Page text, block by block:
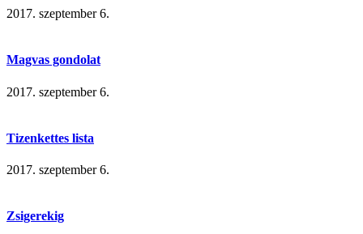
2017. szeptember 6.
Magvas gondolat
2017. szeptember 6.
Tizenkettes lista
2017. szeptember 6.
Zsigerekig